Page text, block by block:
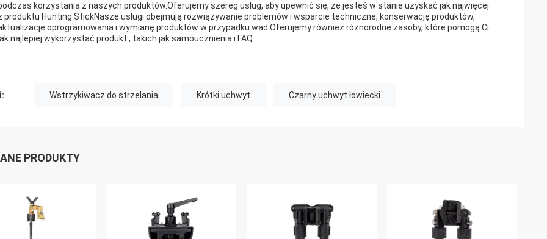
korzystania z naszych produktów.Oferujemy szereg usług, aby upewnić się, że jesteś w stanie uzyskać jak najwięcej
produktu Hunting StickNasze usługi obejmują rozwiązywanie problemów i wsparcie techniczne, konserwację produktów,
oprogramowania i wymianę produktów w przypadku wad.Oferujemy również różnorodne zasoby, które pomogą Ci
najlepiej wykorzystać produkt., takich jak samoucznienia i FAQ.
Wstrzykiwacz do strzelania Krótki uchwyt Czarny uchwyt łowiecki
PRODUKTY